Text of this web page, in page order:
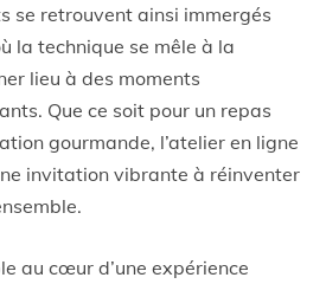
se retrouvent ainsi immergés
la technique se mêle à la
lieu à des moments
Que ce soit pour un repas
gourmande, l’atelier en ligne
invitation vibrante à réinventer
au cœur d’une expérience